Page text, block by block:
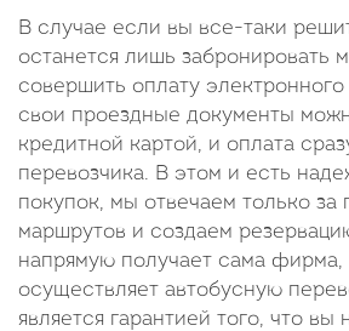
В случае если вы все-таки
останется лишь забронировать
совершить оплату
свои проездные документы
кредитной картой, и оплата
перевозчика. В этом и есть
покупок, мы отвечаем только за
маршрутов и создаем
напрямую получает сама фирма,
осуществляет автобусную
является гарантией того, что